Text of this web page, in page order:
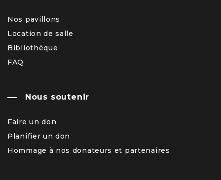
Nos pavillons
Location de salle
Bibliothèque
FAQ
Nous soutenir
Faire un don
Planifier un don
Hommage à nos donateurs et partenaires